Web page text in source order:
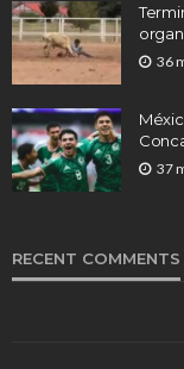
36
37
RECENT COMMENTS